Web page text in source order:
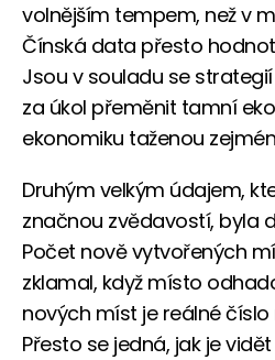
volnějším tempem, než v
Čínská data přesto
Jsou v souladu se
za úkol přeměnit tamní
ekonomiku taženou
Druhým velkým údajem,
značnou zvědavostí, byla
Počet nově vytvořených
zklamal, když místo
nových míst je reálné číslo
Přesto se jedná, jak je